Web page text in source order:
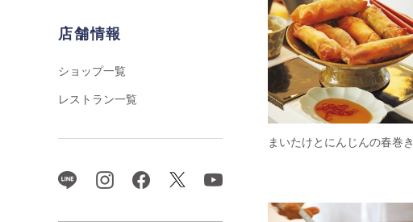
店舗情報
ショップ一覧
レストラン一覧
まいたけとにんじんの春巻き